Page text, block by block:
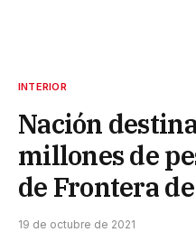
INTERIOR
Nación
millones de
de Frontera
19 de octubre de 2021